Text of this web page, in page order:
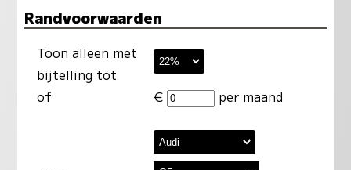
Randvoorwaarden
Toon alleen met
bijtelling tot
of
€ per maand